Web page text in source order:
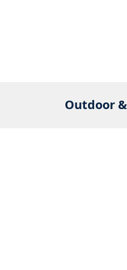
Outdoor